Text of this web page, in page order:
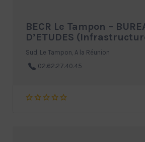
BECR Le Tampon –
D’ETUDES
Sud, Le Tampon, A la Réunion
02.62.27.40.45